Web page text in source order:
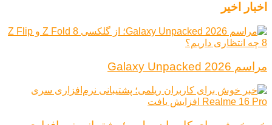
اخبار اخیر
مراسم Galaxy Unpacked 2026